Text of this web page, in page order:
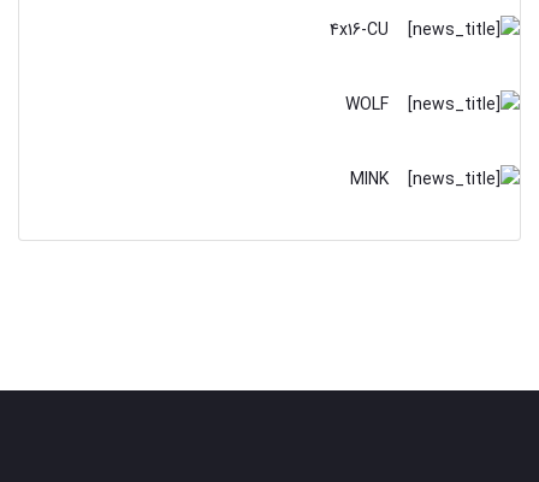
4x16-CU
WOLF
MINK